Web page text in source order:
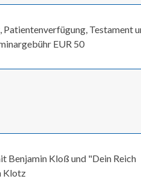
Testament
EUR 50
Benjamin Kloß und "Dein Reich
Klotz